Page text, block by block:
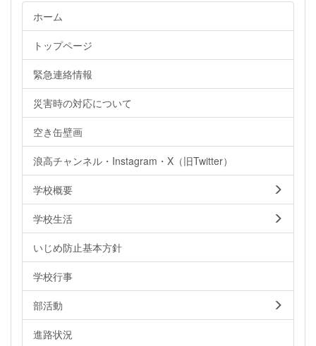
ホーム
トップページ
緊急連絡情報
災害時の対応について
空き缶壁画
浪高チャンネル・Instagram・X（旧Twitter）
学校概要
学校生活
いじめ防止基本方針
学校行事
部活動
進路状況